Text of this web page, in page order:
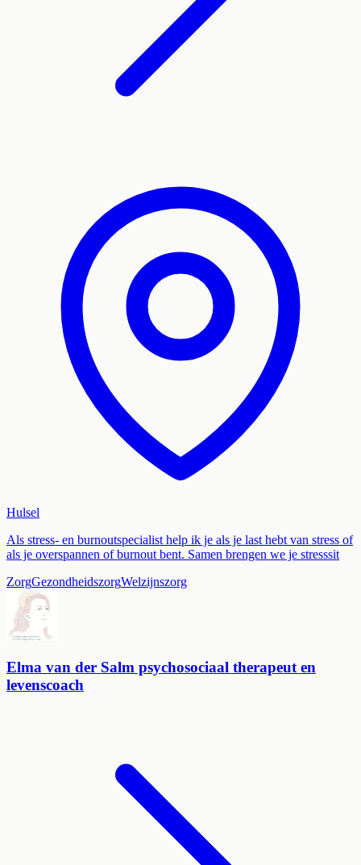
Hulsel
Als stress- en burnoutspecialist help ik je als je last hebt van stress of
als je overspannen of burnout bent. Samen brengen we je stresssit
ZorgGezondheidszorgWelzijnszorg
Elma van der Salm psychosociaal therapeut en
levenscoach